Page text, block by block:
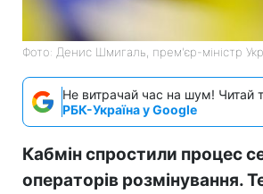
Фото: Денис Шмигаль, прем'єр-міністр
Не витрачай час на шум! Читай
РБК-Україна у Google
Кабмін спростили процес
операторів розмінування.